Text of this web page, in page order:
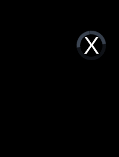
Video
Player
loading.